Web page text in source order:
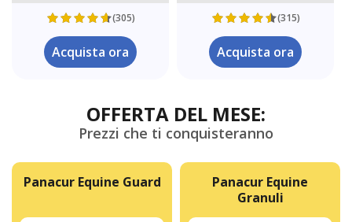
(305)
Acquista ora
(315)
Acquista ora
OFFERTA DEL MESE:
Prezzi che ti conquisteranno
Panacur Equine Guard
Panacur Equine
Granuli